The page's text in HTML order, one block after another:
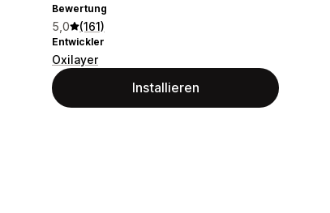
Bewertung
5,0 (161)
Entwickler
Oxilayer
Installieren